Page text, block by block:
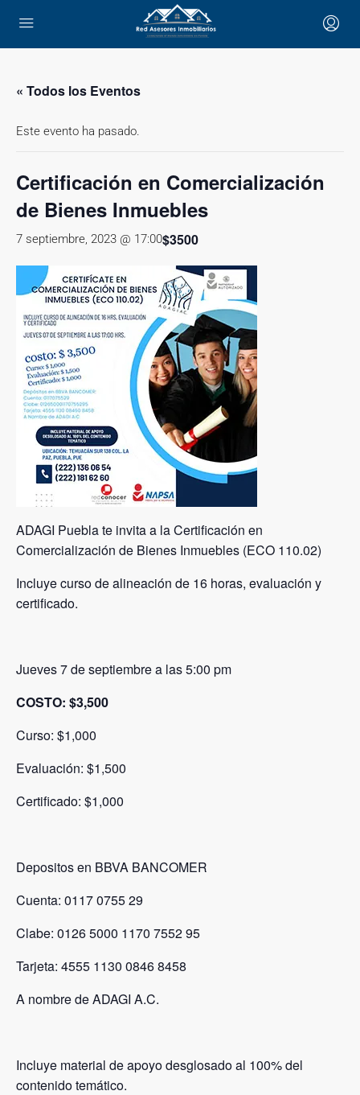
« Todos los Eventos
Este evento ha pasado.
Certificación en Comercialización
de Bienes Inmuebles
7 septiembre, 2023 @ 17:00$3500
ADAGI Puebla te invita a la Certificación en
Comercialización de Bienes Inmuebles (ECO 110.02)
Incluye curso de alineación de 16 horas, evaluación y
certificado.
Jueves 7 de septiembre a las 5:00 pm
COSTO: $3,500
Curso: $1,000
Evaluación: $1,500
Certificado: $1,000
Depositos en BBVA BANCOMER
Cuenta: 0117 0755 29
Clabe: 0126 5000 1170 7552 95
Tarjeta: 4555 1130 0846 8458
A nombre de ADAGI A.C.
Incluye material de apoyo desglosado al 100% del
contenido temático.